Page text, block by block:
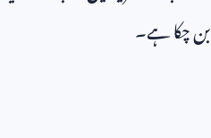
بن چکا ہے۔